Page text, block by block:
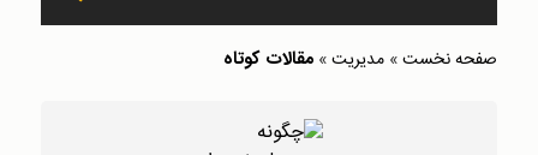
صفحه نخست» مدیریت» مقالات کوتاه